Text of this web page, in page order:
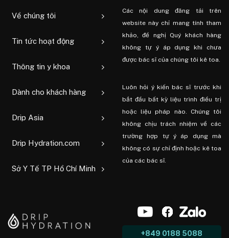
Về chúng tôi
Tin tức hoạt động
Thông tin y khoa
Dành cho khách hàng
Drip Asia
Drip Hydration.com
Sở Y Tế TP Hồ Chí Minh
Các nội dung đăng tải trên
website này chỉ mang tính tham
khảo, đề nghị Quý khách hàng
không tự ý áp dụng khi chưa
được bác sĩ của chúng tôi kê toa.
Luôn hỏi ý kiến ​​bác sĩ trước khi
bắt đầu bất kỳ liệu trình điều trị
hoặc liệu pháp nào. Chúng tôi
không chịu trách nhiệm về các
trường hợp tự ý áp dụng mà
không có sự chỉ định hoặc kê toa
của các bác sĩ.
+849 0188 5088